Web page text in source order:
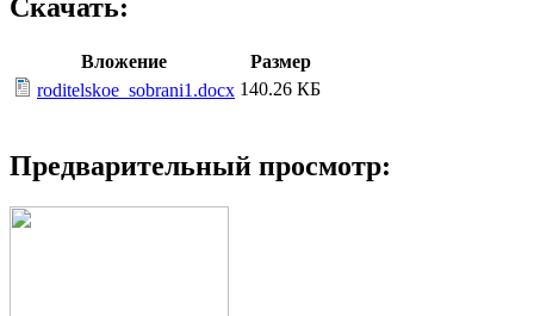
Скачать:
Вложение
Размер
roditelskoe_sobrani1.docx 140.26 КБ
Предварительный просмотр: